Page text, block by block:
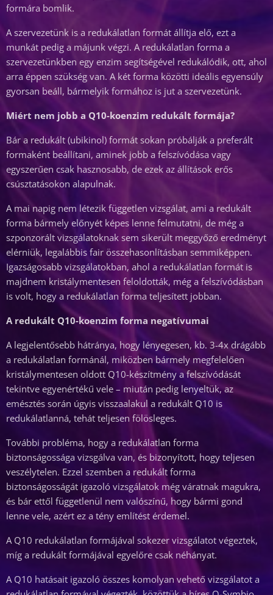
formára bomlik.
A szervezetünk is a redukálatlan formát állítja elő, ezt a
munkát pedig a májunk végzi. A redukálatlan forma a
szervezetünkben egy enzim segítségével redukálódik, ott, ahol
arra éppen szükség van. A két forma közötti ideális egyensúly
gyorsan beáll, bármelyik formához is jut a szervezetünk.
Miért nem jobb a Q10-koenzim redukált formája?
Bár a redukált (ubikinol) formát sokan próbálják a preferált
formaként beállítani, aminek jobb a felszívódása vagy
egyszerűen csak hasznosabb, de ezek az állítások erős
csúsztatásokon alapulnak.
A mai napig nem létezik független vizsgálat, ami a redukált
forma bármely előnyét képes lenne felmutatni, de még a
szponzorált vizsgálatoknak sem sikerült meggyőző eredményt
elérniük, legalábbis fair összehasonlításban semmiképpen.
Igazságosabb vizsgálatokban, ahol a redukálatlan formát is
majdnem kristálymentesen feloldották, még a felszívódásban
is volt, hogy a redukálatlan forma teljesített jobban.
A redukált Q10-koenzim forma negatívumai
A legjelentősebb hátránya, hogy lényegesen, kb. 3-4x drágább
a redukálatlan formánál, miközben bármely megfelelően
kristálymentesen oldott Q10-készítmény a felszívódását
tekintve egyenértékű vele – miután pedig lenyeltük, az
emésztés során úgyis visszaalakul a redukált Q10 is
redukálatlanná, tehát teljesen fölösleges.
További probléma, hogy a redukálatlan forma
biztonságossága vizsgálva van, és bizonyított, hogy teljesen
veszélytelen. Ezzel szemben a redukált forma
biztonságosságát igazoló vizsgálatok még váratnak magukra,
és bár ettől függetlenül nem valószínű, hogy bármi gond
lenne vele, azért ez a tény említést érdemel.
A Q10 redukálatlan formájával sokezer vizsgálatot végeztek,
míg a redukált formájával egyelőre csak néhányat.
A Q10 hatásait igazoló összes komolyan vehető vizsgálatot a